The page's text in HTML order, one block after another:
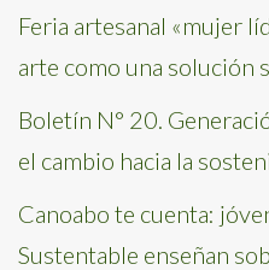
Feria artesanal «mujer
arte como una solución
Boletín N° 20.
el cambio hacia la
Canoabo te cuenta:
Sustentable enseñan